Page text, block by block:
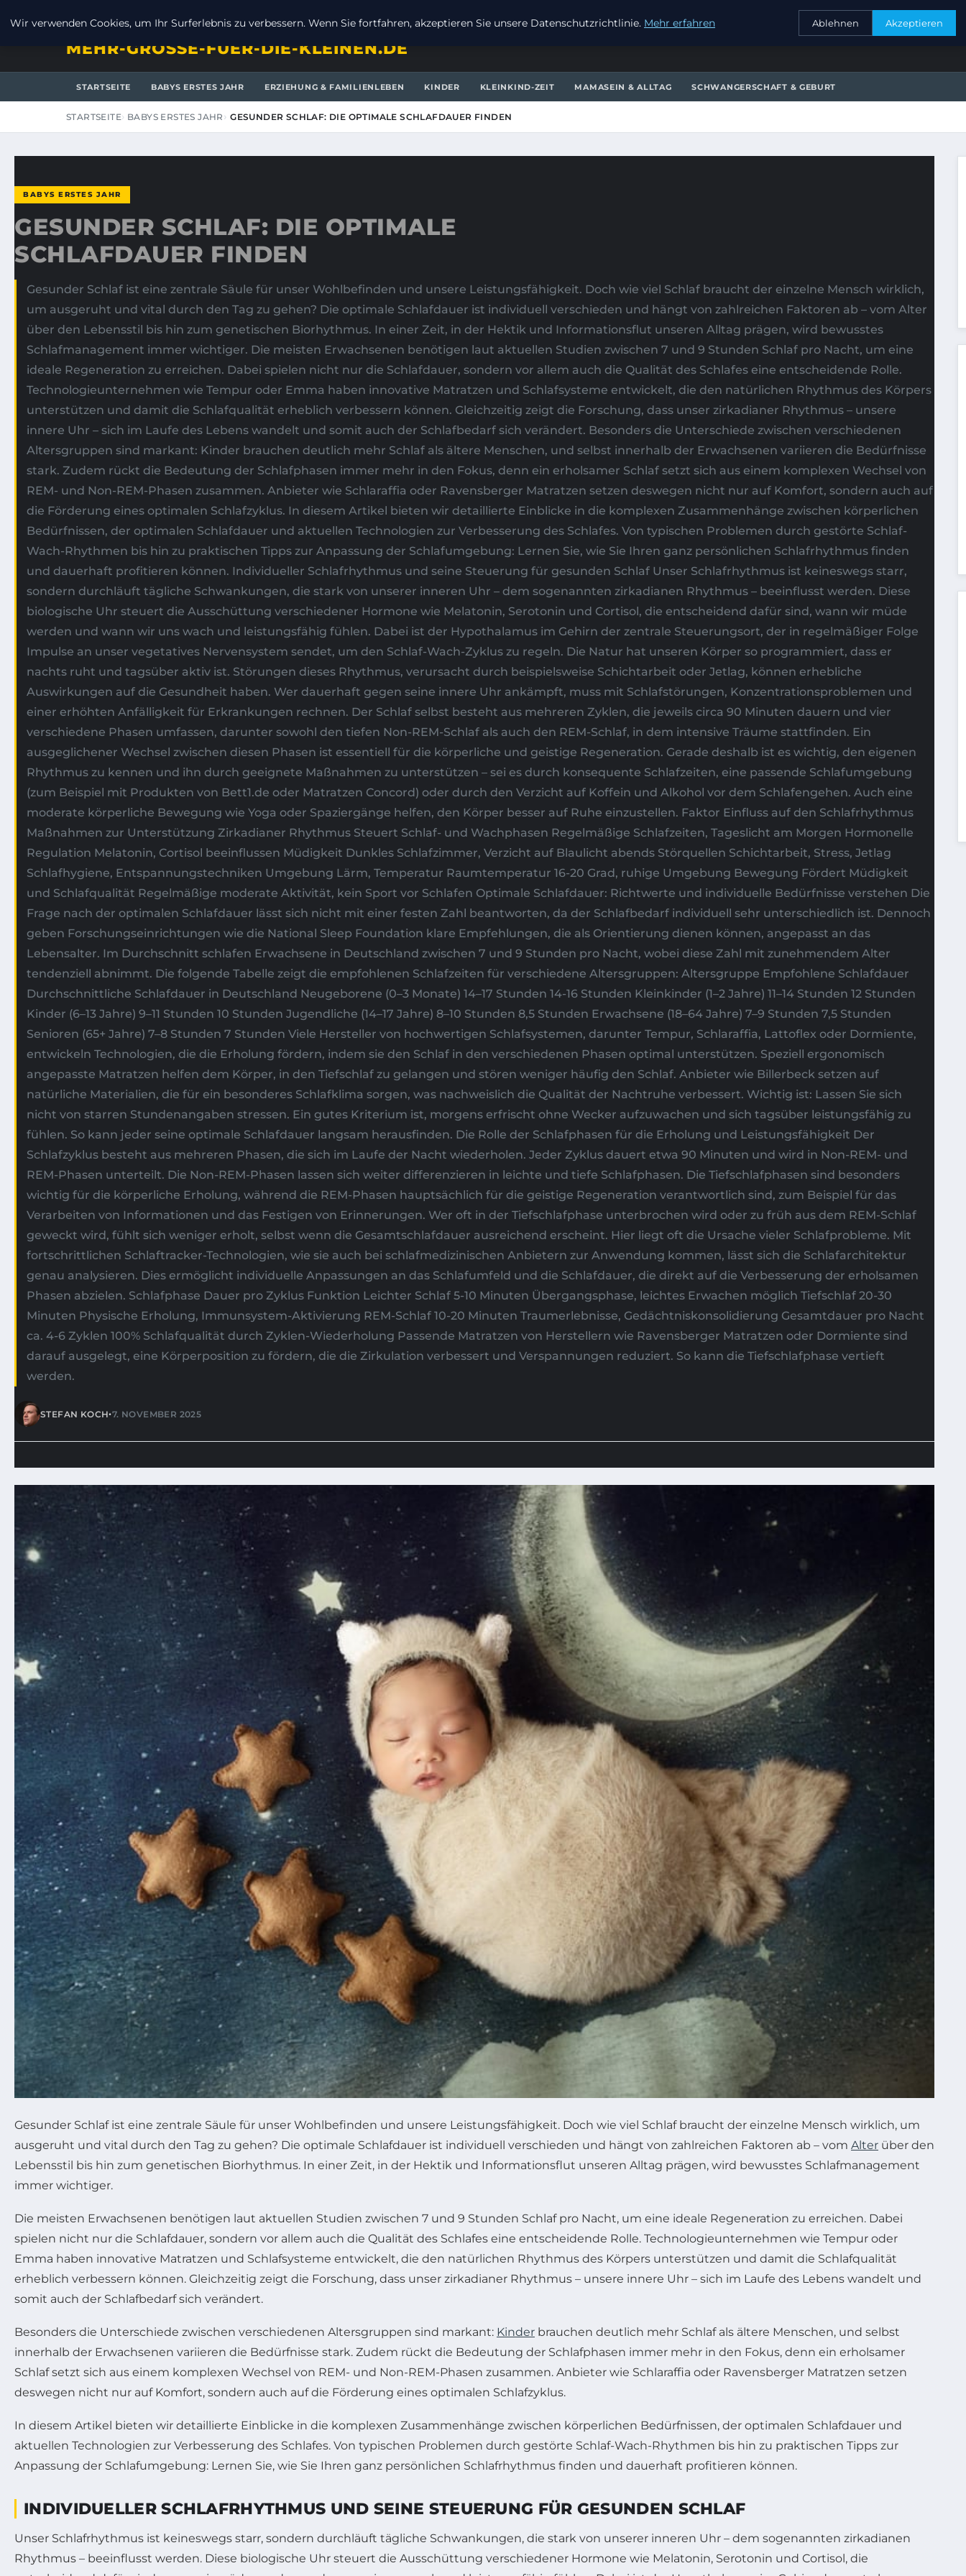
KONTAKT
MEHR-GROSSE-FUER-DIE-KLEINEN.DE
STARTSEITE BABYS ERSTES JAHR ERZIEHUNG & FAMILIENLEBEN KINDER KLEINKIND-ZEIT MAMASEIN & ALLTAG SCHWANGERSCHAFT & GEBURT
STARTSEITE BABYS ERSTES JAHR GESUNDER SCHLAF: DIE OPTIMALE SCHLAFDAUER FINDEN
BABYS ERSTES JAHR
GESUNDER SCHLAF: DIE OPTIMALE
SCHLAFDAUER FINDEN
Gesunder Schlaf ist eine zentrale Säule für unser Wohlbefinden und unsere Leistungsfähigkeit. Doch wie viel Schlaf braucht der einzelne Mensch wirklich,
um ausgeruht und vital durch den Tag zu gehen? Die optimale Schlafdauer ist individuell verschieden und hängt von zahlreichen Faktoren ab – vom Alter
über den Lebensstil bis hin zum genetischen Biorhythmus. In einer Zeit, in der Hektik und Informationsflut unseren Alltag prägen, wird bewusstes
Schlafmanagement immer wichtiger. Die meisten Erwachsenen benötigen laut aktuellen Studien zwischen 7 und 9 Stunden Schlaf pro Nacht, um eine
ideale Regeneration zu erreichen. Dabei spielen nicht nur die Schlafdauer, sondern vor allem auch die Qualität des Schlafes eine entscheidende Rolle.
Technologieunternehmen wie Tempur oder Emma haben innovative Matratzen und Schlafsysteme entwickelt, die den natürlichen Rhythmus des Körpers
unterstützen und damit die Schlafqualität erheblich verbessern können. Gleichzeitig zeigt die Forschung, dass unser zirkadianer Rhythmus – unsere
innere Uhr – sich im Laufe des Lebens wandelt und somit auch der Schlafbedarf sich verändert. Besonders die Unterschiede zwischen verschiedenen
Altersgruppen sind markant: Kinder brauchen deutlich mehr Schlaf als ältere Menschen, und selbst innerhalb der Erwachsenen variieren die Bedürfnisse
stark. Zudem rückt die Bedeutung der Schlafphasen immer mehr in den Fokus, denn ein erholsamer Schlaf setzt sich aus einem komplexen Wechsel von
REM- und Non-REM-Phasen zusammen. Anbieter wie Schlaraffia oder Ravensberger Matratzen setzen deswegen nicht nur auf Komfort, sondern auch auf
die Förderung eines optimalen Schlafzyklus. In diesem Artikel bieten wir detaillierte Einblicke in die komplexen Zusammenhänge zwischen körperlichen
Bedürfnissen, der optimalen Schlafdauer und aktuellen Technologien zur Verbesserung des Schlafes. Von typischen Problemen durch gestörte Schlaf-
Wach-Rhythmen bis hin zu praktischen Tipps zur Anpassung der Schlafumgebung: Lernen Sie, wie Sie Ihren ganz persönlichen Schlafrhythmus finden
und dauerhaft profitieren können. Individueller Schlafrhythmus und seine Steuerung für gesunden Schlaf Unser Schlafrhythmus ist keineswegs starr,
sondern durchläuft tägliche Schwankungen, die stark von unserer inneren Uhr – dem sogenannten zirkadianen Rhythmus – beeinflusst werden. Diese
biologische Uhr steuert die Ausschüttung verschiedener Hormone wie Melatonin, Serotonin und Cortisol, die entscheidend dafür sind, wann wir müde
werden und wann wir uns wach und leistungsfähig fühlen. Dabei ist der Hypothalamus im Gehirn der zentrale Steuerungsort, der in regelmäßiger Folge
Impulse an unser vegetatives Nervensystem sendet, um den Schlaf-Wach-Zyklus zu regeln. Die Natur hat unseren Körper so programmiert, dass er
nachts ruht und tagsüber aktiv ist. Störungen dieses Rhythmus, verursacht durch beispielsweise Schichtarbeit oder Jetlag, können erhebliche
Auswirkungen auf die Gesundheit haben. Wer dauerhaft gegen seine innere Uhr ankämpft, muss mit Schlafstörungen, Konzentrationsproblemen und
einer erhöhten Anfälligkeit für Erkrankungen rechnen. Der Schlaf selbst besteht aus mehreren Zyklen, die jeweils circa 90 Minuten dauern und vier
verschiedene Phasen umfassen, darunter sowohl den tiefen Non-REM-Schlaf als auch den REM-Schlaf, in dem intensive Träume stattfinden. Ein
ausgeglichener Wechsel zwischen diesen Phasen ist essentiell für die körperliche und geistige Regeneration. Gerade deshalb ist es wichtig, den eigenen
Rhythmus zu kennen und ihn durch geeignete Maßnahmen zu unterstützen – sei es durch konsequente Schlafzeiten, eine passende Schlafumgebung
(zum Beispiel mit Produkten von Bett1.de oder Matratzen Concord) oder durch den Verzicht auf Koffein und Alkohol vor dem Schlafengehen. Auch eine
moderate körperliche Bewegung wie Yoga oder Spaziergänge helfen, den Körper besser auf Ruhe einzustellen. Faktor Einfluss auf den Schlafrhythmus
Maßnahmen zur Unterstützung Zirkadianer Rhythmus Steuert Schlaf- und Wachphasen Regelmäßige Schlafzeiten, Tageslicht am Morgen Hormonelle
Regulation Melatonin, Cortisol beeinflussen Müdigkeit Dunkles Schlafzimmer, Verzicht auf Blaulicht abends Störquellen Schichtarbeit, Stress, Jetlag
Schlafhygiene, Entspannungstechniken Umgebung Lärm, Temperatur Raumtemperatur 16-20 Grad, ruhige Umgebung Bewegung Fördert Müdigkeit
und Schlafqualität Regelmäßige moderate Aktivität, kein Sport vor Schlafen Optimale Schlafdauer: Richtwerte und individuelle Bedürfnisse verstehen Die
Frage nach der optimalen Schlafdauer lässt sich nicht mit einer festen Zahl beantworten, da der Schlafbedarf individuell sehr unterschiedlich ist. Dennoch
geben Forschungseinrichtungen wie die National Sleep Foundation klare Empfehlungen, die als Orientierung dienen können, angepasst an das
Lebensalter. Im Durchschnitt schlafen Erwachsene in Deutschland zwischen 7 und 9 Stunden pro Nacht, wobei diese Zahl mit zunehmendem Alter
tendenziell abnimmt. Die folgende Tabelle zeigt die empfohlenen Schlafzeiten für verschiedene Altersgruppen: Altersgruppe Empfohlene Schlafdauer
Durchschnittliche Schlafdauer in Deutschland Neugeborene (0–3 Monate) 14–17 Stunden 14-16 Stunden Kleinkinder (1–2 Jahre) 11–14 Stunden 12 Stunden
Kinder (6–13 Jahre) 9–11 Stunden 10 Stunden Jugendliche (14–17 Jahre) 8–10 Stunden 8,5 Stunden Erwachsene (18–64 Jahre) 7–9 Stunden 7,5 Stunden
Senioren (65+ Jahre) 7–8 Stunden 7 Stunden Viele Hersteller von hochwertigen Schlafsystemen, darunter Tempur, Schlaraffia, Lattoflex oder Dormiente,
entwickeln Technologien, die die Erholung fördern, indem sie den Schlaf in den verschiedenen Phasen optimal unterstützen. Speziell ergonomisch
angepasste Matratzen helfen dem Körper, in den Tiefschlaf zu gelangen und stören weniger häufig den Schlaf. Anbieter wie Billerbeck setzen auf
natürliche Materialien, die für ein besonderes Schlafklima sorgen, was nachweislich die Qualität der Nachtruhe verbessert. Wichtig ist: Lassen Sie sich
nicht von starren Stundenangaben stressen. Ein gutes Kriterium ist, morgens erfrischt ohne Wecker aufzuwachen und sich tagsüber leistungsfähig zu
fühlen. So kann jeder seine optimale Schlafdauer langsam herausfinden. Die Rolle der Schlafphasen für die Erholung und Leistungsfähigkeit Der
Schlafzyklus besteht aus mehreren Phasen, die sich im Laufe der Nacht wiederholen. Jeder Zyklus dauert etwa 90 Minuten und wird in Non-REM- und
REM-Phasen unterteilt. Die Non-REM-Phasen lassen sich weiter differenzieren in leichte und tiefe Schlafphasen. Die Tiefschlafphasen sind besonders
wichtig für die körperliche Erholung, während die REM-Phasen hauptsächlich für die geistige Regeneration verantwortlich sind, zum Beispiel für das
Verarbeiten von Informationen und das Festigen von Erinnerungen. Wer oft in der Tiefschlafphase unterbrochen wird oder zu früh aus dem REM-Schlaf
geweckt wird, fühlt sich weniger erholt, selbst wenn die Gesamtschlafdauer ausreichend erscheint. Hier liegt oft die Ursache vieler Schlafprobleme. Mit
fortschrittlichen Schlaftracker-Technologien, wie sie auch bei schlafmedizinischen Anbietern zur Anwendung kommen, lässt sich die Schlafarchitektur
genau analysieren. Dies ermöglicht individuelle Anpassungen an das Schlafumfeld und die Schlafdauer, die direkt auf die Verbesserung der erholsamen
Phasen abzielen. Schlafphase Dauer pro Zyklus Funktion Leichter Schlaf 5-10 Minuten Übergangsphase, leichtes Erwachen möglich Tiefschlaf 20-30
Minuten Physische Erholung, Immunsystem-Aktivierung REM-Schlaf 10-20 Minuten Traumerlebnisse, Gedächtniskonsolidierung Gesamtdauer pro Nacht
ca. 4-6 Zyklen 100% Schlafqualität durch Zyklen-Wiederholung Passende Matratzen von Herstellern wie Ravensberger Matratzen oder Dormiente sind
darauf ausgelegt, eine Körperposition zu fördern, die die Zirkulation verbessert und Verspannungen reduziert. So kann die Tiefschlafphase vertieft
werden.
STEFAN KOCH•7. NOVEMBER 2025
Gesunder Schlaf ist eine zentrale Säule für unser Wohlbefinden und unsere Leistungsfähigkeit. Doch wie viel Schlaf braucht der einzelne Mensch wirklich, um
ausgeruht und vital durch den Tag zu gehen? Die optimale Schlafdauer ist individuell verschieden und hängt von zahlreichen Faktoren ab – vom Alter über den
Lebensstil bis hin zum genetischen Biorhythmus. In einer Zeit, in der Hektik und Informationsflut unseren Alltag prägen, wird bewusstes Schlafmanagement
immer wichtiger.
Die meisten Erwachsenen benötigen laut aktuellen Studien zwischen 7 und 9 Stunden Schlaf pro Nacht, um eine ideale Regeneration zu erreichen. Dabei
spielen nicht nur die Schlafdauer, sondern vor allem auch die Qualität des Schlafes eine entscheidende Rolle. Technologieunternehmen wie Tempur oder
Emma haben innovative Matratzen und Schlafsysteme entwickelt, die den natürlichen Rhythmus des Körpers unterstützen und damit die Schlafqualität
erheblich verbessern können. Gleichzeitig zeigt die Forschung, dass unser zirkadianer Rhythmus – unsere innere Uhr – sich im Laufe des Lebens wandelt und
somit auch der Schlafbedarf sich verändert.
Besonders die Unterschiede zwischen verschiedenen Altersgruppen sind markant: Kinder brauchen deutlich mehr Schlaf als ältere Menschen, und selbst
innerhalb der Erwachsenen variieren die Bedürfnisse stark. Zudem rückt die Bedeutung der Schlafphasen immer mehr in den Fokus, denn ein erholsamer
Schlaf setzt sich aus einem komplexen Wechsel von REM- und Non-REM-Phasen zusammen. Anbieter wie Schlaraffia oder Ravensberger Matratzen setzen
deswegen nicht nur auf Komfort, sondern auch auf die Förderung eines optimalen Schlafzyklus.
In diesem Artikel bieten wir detaillierte Einblicke in die komplexen Zusammenhänge zwischen körperlichen Bedürfnissen, der optimalen Schlafdauer und
aktuellen Technologien zur Verbesserung des Schlafes. Von typischen Problemen durch gestörte Schlaf-Wach-Rhythmen bis hin zu praktischen Tipps zur
Anpassung der Schlafumgebung: Lernen Sie, wie Sie Ihren ganz persönlichen Schlafrhythmus finden und dauerhaft profitieren können.
INDIVIDUELLER SCHLAFRHYTHMUS UND SEINE STEUERUNG FÜR GESUNDEN SCHLAF
Unser Schlafrhythmus ist keineswegs starr, sondern durchläuft tägliche Schwankungen, die stark von unserer inneren Uhr – dem sogenannten zirkadianen
Rhythmus – beeinflusst werden. Diese biologische Uhr steuert die Ausschüttung verschiedener Hormone wie Melatonin, Serotonin und Cortisol, die
Wir verwenden Cookies, um Ihr Surferlebnis zu verbessern. Wenn Sie fortfahren, akzeptieren Sie unsere Datenschutzrichtlinie. Mehr erfahren Ablehnen Akzeptieren